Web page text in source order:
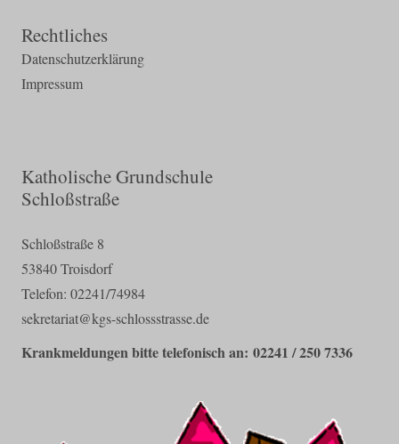
Rechtliches
Datenschutzerklärung
Impressum
Katholische Grundschule
Schloßstraße
Schloßstraße 8
53840 Troisdorf
Telefon: 02241/74984
sekretariat@kgs-schlossstrasse.de
Krankmeldungen bitte telefonisch an: 02241 / 250 7336